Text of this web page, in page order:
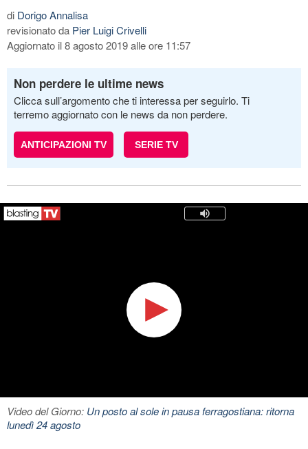
di Dorigo Annalisa
revisionato da Pier Luigi Crivelli
Aggiornato il 8 agosto 2019 alle ore 11:57
Non perdere le ultime news
Clicca sull’argomento che ti interessa per seguirlo. Ti
terremo aggiornato con le news da non perdere.
ANTICIPAZIONI TV SERIE TV
Video del Giorno: Un posto al sole in pausa ferragostiana: ritorna
lunedì 24 agosto